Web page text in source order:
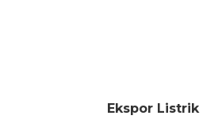
Ekspor Listrik